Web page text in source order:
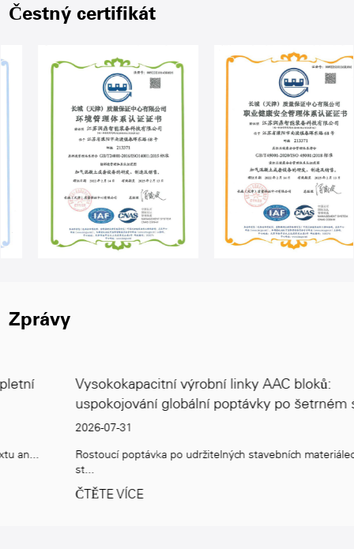
Čestný certifikát
Zprávy
Vysokokapacitní výrobní linky AAC bloků:
uspokojování globální poptávky po šetrném stavění
Rostoucí poptávka po udržitelných stavebních materiálech Globální
ČTĚTE VÍCE